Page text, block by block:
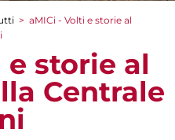
> aMICi - Volti e storie al
e storie al
Centrale